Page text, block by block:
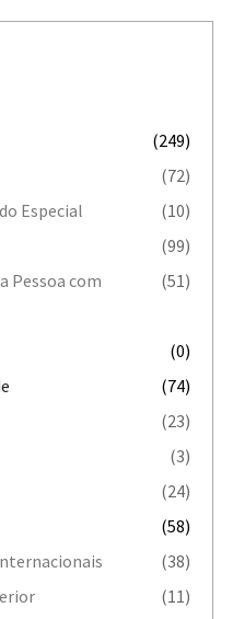
(249)
(72)
Especial
(10)
(99)
Pessoa com
(51)
(0)
(74)
(23)
(3)
(24)
(58)
(38)
(11)